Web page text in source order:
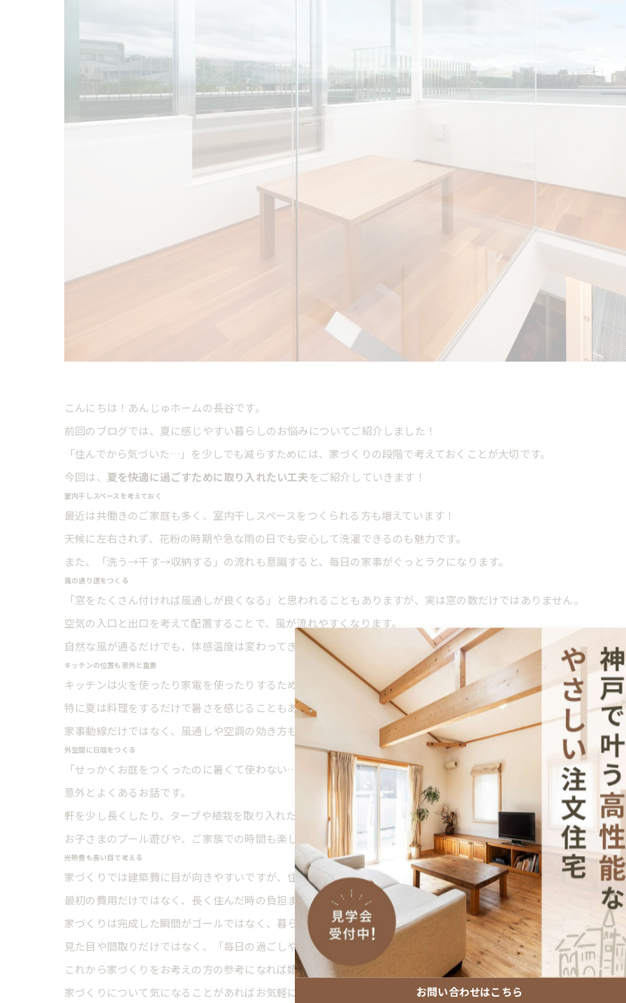
こんにちは！あんじゅホームの長谷です。
前回のブログでは、夏に感じやすい暮らしのお悩みについてご紹介しました！
「住んでから気づいた…」を少しでも減らすためには、家づくりの段階で考えておくことが大切です。
今回は、 夏を快適に過ごすために取り入れたい工夫をご紹介していきます！
室内干しスペースを考えておく
最近は共働きのご家庭も多く、室内干しスペースをつくられる方も増えています！
天候に左右されず、花粉の時期や急な雨の日でも安心して洗濯できるのも魅力です。
また、「洗う→干す→収納する」の流れも意識すると、毎日の家事がぐっとラクになります。
風の通り道をつくる
「窓をたくさん付ければ風通しが良くなる」と思われることもありますが、実は窓の数だけではありません。
空気の入口と出口を考えて配置することで、風が流れやすくなります。
自然な風が通るだけでも、体感温度は変わってきます！
キッチンの位置も意外と重要
キッチンは火を使ったり家電を使ったりするため、家の中でも熱がこもりやすい場所です。
特に夏は料理をするだけで暑さを感じることもあります。
家事動線だけではなく、風通しや空調の効き方も合わせて考えておくと、毎日の負担が変わってきます。
外空間に日陰をつくる
「せっかくお庭をつくったのに暑くて使わない…」
意外とよくあるお話です。
軒を少し長くしたり、タープや植栽を取り入れたりするだけでも過ごしやすさが変わります！
お子さまのプール遊びや、ご家族での時間も楽しみやすくなりますね！
光熱費も長い目で考える
家づくりでは建築費に目が向きやすいですが、住み始めてから毎月かかる光熱費も大切なポイントです。
最初の費用だけではなく、長く住んだ時の負担まで考えることで、将来的な安心にもつながります。
家づくりは完成した瞬間がゴールではなく、暮らし始めてからが本番です。
見た目や間取りだけではなく、「毎日の過ごしやすさ」も考えることで、住んでからの満足度は大きく変わってきま
これから家づくりをお考えの方の参考になれば嬉しいです。
家づくりについて気になることがあればお気軽にお問い合わせください！
お問い合わせはこちら